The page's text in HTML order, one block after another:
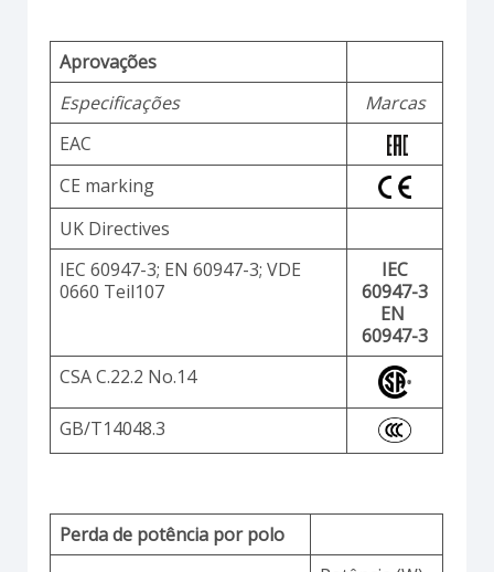
Aprovações
Especificações
Marcas
EAC
CE marking
UK Directives
IEC 60947-3; EN 60947-3; VDE
0660 Teil107
IEC
60947-3
EN
60947-3
CSA C.22.2 No.14
GB/T14048.3
Perda de potência por polo